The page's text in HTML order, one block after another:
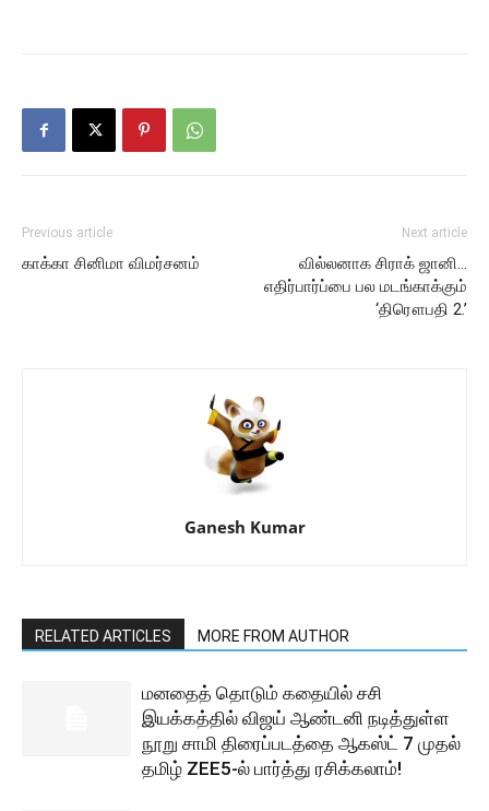
Previous article
காக்கா சினிமா விமர்சனம்
Next article
வில்லனாக சிராக் ஜானி…
எதிர்பார்ப்பை பல மடங்காக்கும்
‘திரௌபதி 2.’
Ganesh Kumar
RELATED ARTICLES MORE FROM AUTHOR
மனதைத் தொடும் கதையில் சசி
இயக்கத்தில் விஜய் ஆண்டனி நடித்துள்ள
நூறு சாமி திரைப்படத்தை ஆகஸ்ட் 7 முதல்
தமிழ் ZEE5-ல் பார்த்து ரசிக்கலாம்!